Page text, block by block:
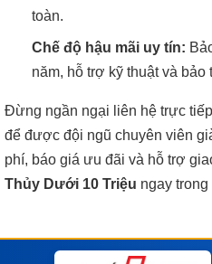
toàn.
Chế độ hậu mãi uy tín:
năm, hỗ trợ kỹ thuật và
Đừng ngần ngại liên hệ trực
để được đội ngũ chuyên viên
phí, báo giá ưu đãi và hỗ trợ
Thủy Dưới 10 Triệu ngay trong